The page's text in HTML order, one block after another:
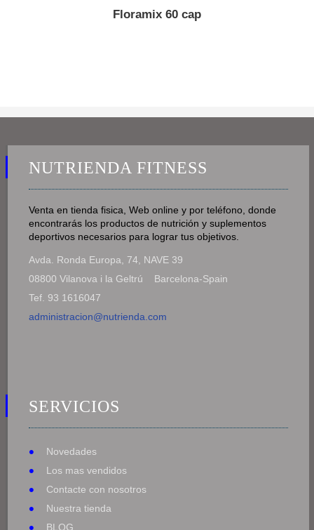
Floramix 60 cap
NUTRIENDA FITNESS
Venta en tienda fisica, Web online y por teléfono, donde
encontrarás los productos de nutrición y suplementos
deportivos necesarios para lograr tus objetivos.
Avda. Ronda Europa, 74, NAVE 39
08800 Vilanova i la Geltrú Barcelona-Spain
Tef. 93 1616047
administracion@nutrienda.com
SERVICIOS
Novedades
Los mas vendidos
Contacte con nosotros
Nuestra tienda
BLOG